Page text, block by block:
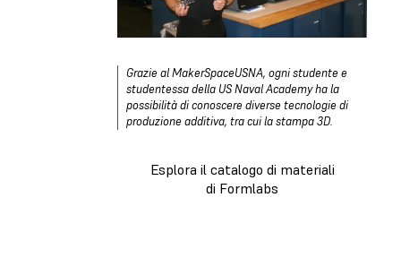
Grazie al MakerSpaceUSNA, ogni studente e
studentessa della US Naval Academy ha la
possibilità di conoscere diverse tecnologie di
produzione additiva, tra cui lastampa 3D.
Esplora il catalogo di materiali
di Formlabs